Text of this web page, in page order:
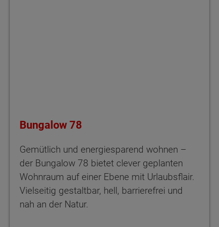
Bungalow 78
Gemütlich und energiesparend wohnen –
der Bungalow 78 bietet clever geplanten
Wohnraum auf einer Ebene mit Urlaubsflair.
Vielseitig gestaltbar, hell, barrierefrei und
nah an der Natur.